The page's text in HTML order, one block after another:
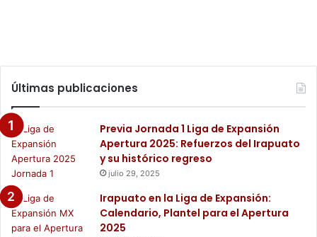
Últimas publicaciones
Previa Jornada 1 Liga de Expansión
Apertura 2025: Refuerzos del Irapuato
y su histórico regreso
julio 29, 2025
Irapuato en la Liga de Expansión:
Calendario, Plantel para el Apertura
2025